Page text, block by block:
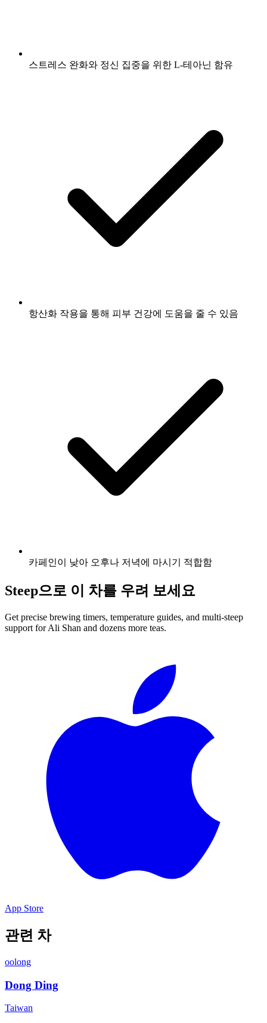
스트레스 완화와 정신 집중을 위한 L-테아닌 함유
항산화 작용을 통해 피부 건강에 도움을 줄 수 있음
카페인이 낮아 오후나 저녁에 마시기 적합함
Steep으로 이 차를 우려 보세요
Get precise brewing timers, temperature guides, and multi-steep
support forAli Shan and dozens more teas.
App Store
관련 차
oolong
Dong Ding
Taiwan